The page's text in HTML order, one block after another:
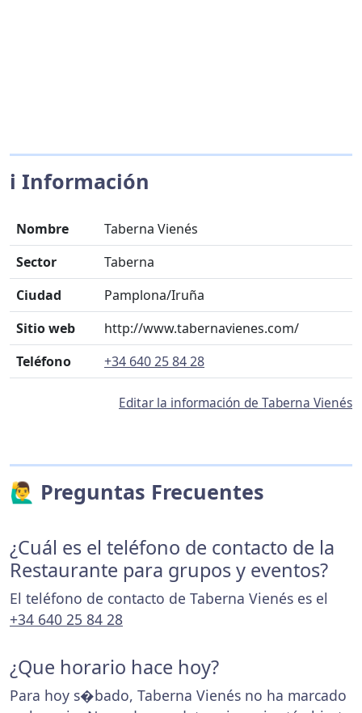
ℹ️ Información
Nombre
Taberna Vienés
Sector
Taberna
Ciudad
Pamplona/Iruña
Sitio web
http://www.tabernavienes.com/
Teléfono
+34 640 25 84 28
Editar la información de Taberna Vienés
🙋‍♂️ Preguntas Frecuentes
¿Cuál es el teléfono de contacto de la
Restaurante para grupos y eventos?
El teléfono de contacto de Taberna Vienés es el
+34 640 25 84 28
¿Que horario hace hoy?
Para hoy s�bado, Taberna Vienés no ha marcado